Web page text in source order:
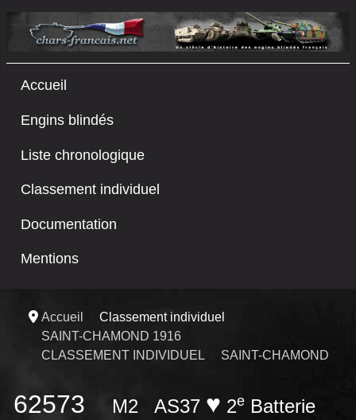
Accueil
Engins blindés
Liste chronologique
Classement individuel
Documentation
Mentions
Accueil
Classement individuel
SAINT-CHAMOND 1916
CLASSEMENT INDIVIDUEL
SAINT-CHAMOND
62573 M2 AS37 ♥ 2e Batterie